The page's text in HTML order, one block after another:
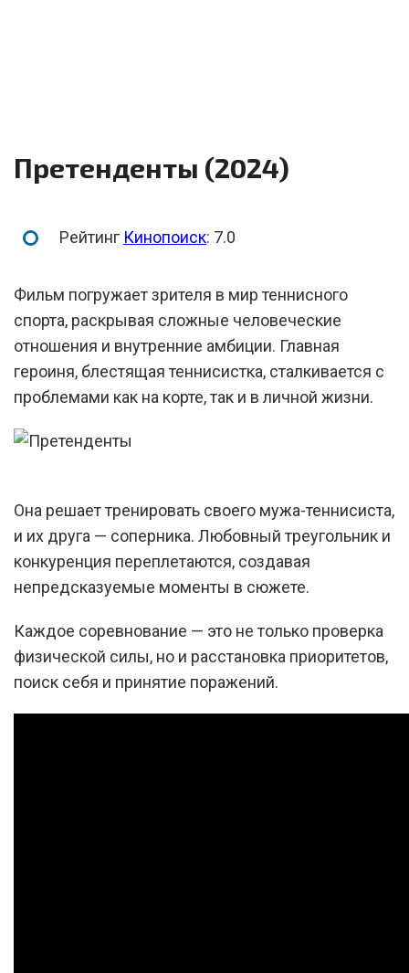
Претенденты (2024)
Рейтинг Кинопоиск: 7.0
Фильм погружает зрителя в мир теннисного
спорта, раскрывая сложные человеческие
отношения и внутренние амбиции. Главная
героиня, блестящая теннисистка, сталкивается с
проблемами как на корте, так и в личной жизни.
Она решает тренировать своего мужа-теннисиста,
и их друга — соперника. Любовный треугольник и
конкуренция переплетаются, создавая
непредсказуемые моменты в сюжете.
Каждое соревнование — это не только проверка
физической силы, но и расстановка приоритетов,
поиск себя и принятие поражений.